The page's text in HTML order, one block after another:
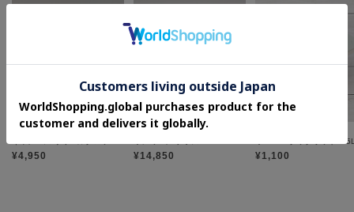
212 KITCHEN STORE
¥4,950
212 KITCHEN STORE
¥14,850
◆IHARA クックポット
¥1,100